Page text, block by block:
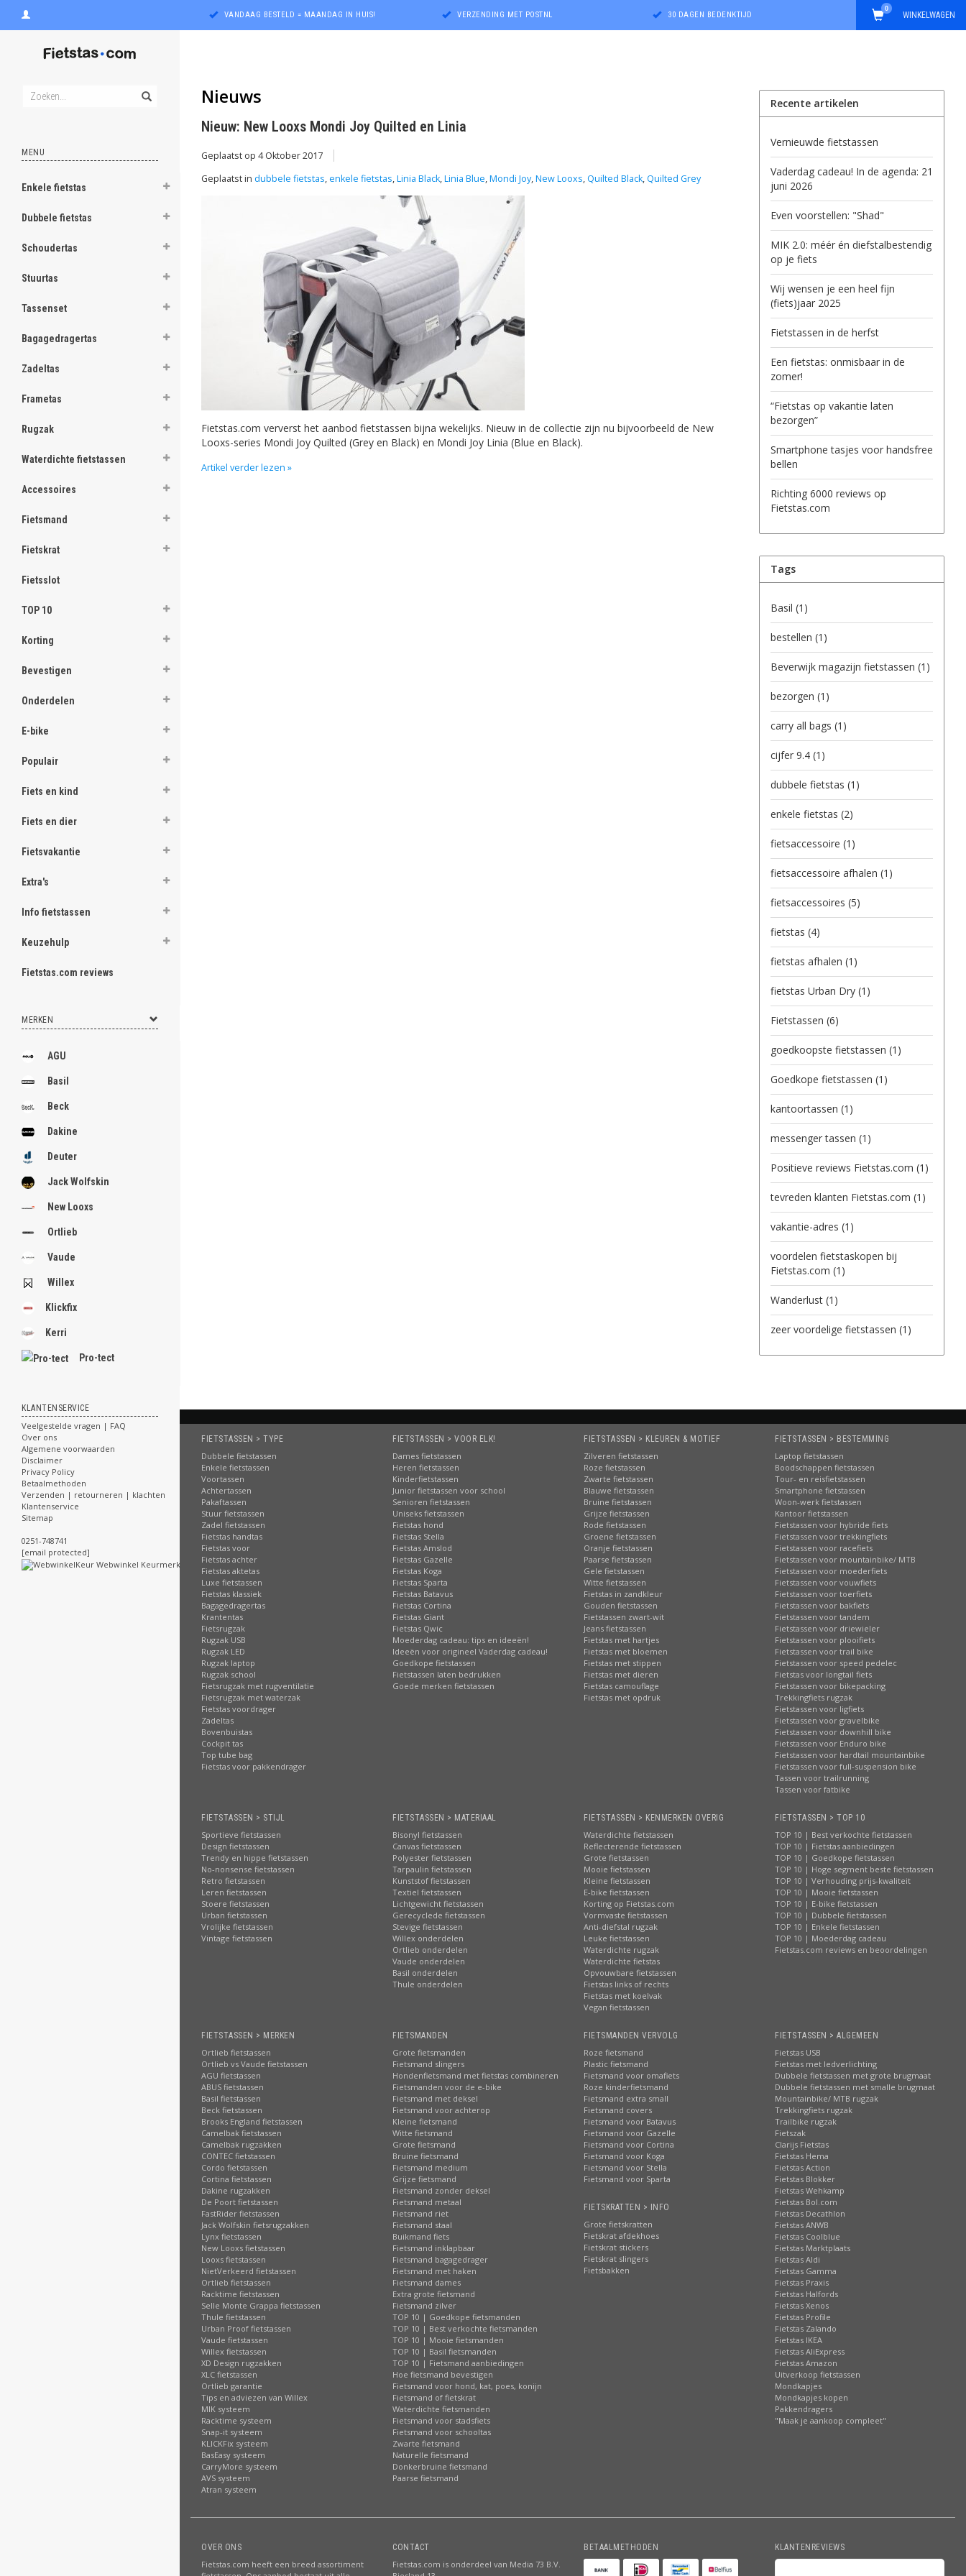
VANDAAG BESTELD = MAANDAG IN HUIS! VERZENDING MET POSTNL 30 DAGEN BEDENKTIJD WINKELWAGEN
0
MENU
Enkele fietstas
Dubbele fietstas
Schoudertas
Stuurtas
Tassenset
Bagagedragertas
Zadeltas
Frametas
Rugzak
Waterdichte fietstassen
Accessoires
Fietsmand
Fietskrat
Fietsslot
TOP 10
Korting
Bevestigen
Onderdelen
E-bike
Populair
Fiets en kind
Fiets en dier
Fietsvakantie
Extra's
Info fietstassen
Keuzehulp
Fietstas.com reviews
MERKEN
AGU
Basil
Beck
Dakine
Deuter
Jack Wolfskin
New Looxs
Ortlieb
Vaude
Willex
Klickfix
Kerri
Pro-tect
KLANTENSERVICE
Veelgestelde vragen | FAQ
Over ons
Algemene voorwaarden
Disclaimer
Privacy Policy
Betaalmethoden
Verzenden | retourneren | klachten
Klantenservice
Sitemap
0251-748741
[email protected]
Nieuws
Nieuw: New Looxs Mondi Joy Quilted en Linia
Geplaatst op 4 Oktober 2017
Geplaatst in dubbele fietstas,enkele fietstas,Linia Black,Linia Blue,Mondi Joy,New Looxs,Quilted Black,Quilted Grey
Fietstas.com ververst het aanbod fietstassen bijna wekelijks. Nieuw in de collectie zijn nu bijvoorbeeld de New
Looxs-series Mondi Joy Quilted (Grey en Black) en Mondi Joy Linia (Blue en Black).
Artikel verder lezen »
Recente artikelen
Vernieuwde fietstassen
Vaderdag cadeau! In de agenda: 21
juni 2026
Even voorstellen: "Shad"
MIK 2.0: méér én diefstalbestendig
op je fiets
Wij wensen je een heel fijn
(fiets)jaar 2025
Fietstassen in de herfst
Een fietstas: onmisbaar in de
zomer!
“Fietstas op vakantie laten
bezorgen”
Smartphone tasjes voor handsfree
bellen
Richting 6000 reviews op
Fietstas.com
Tags
Basil (1)
bestellen (1)
Beverwijk magazijn fietstassen (1)
bezorgen (1)
carry all bags (1)
cijfer 9.4 (1)
dubbele fietstas (1)
enkele fietstas (2)
fietsaccessoire (1)
fietsaccessoire afhalen (1)
fietsaccessoires (5)
fietstas (4)
fietstas afhalen (1)
fietstas Urban Dry (1)
Fietstassen (6)
goedkoopste fietstassen (1)
Goedkope fietstassen (1)
kantoortassen (1)
messenger tassen (1)
Positieve reviews Fietstas.com (1)
tevreden klanten Fietstas.com (1)
vakantie-adres (1)
voordelen fietstaskopen bij
Fietstas.com (1)
Wanderlust (1)
zeer voordelige fietstassen (1)
FIETSTASSEN > TYPE
Dubbele fietstassen
Enkele fietstassen
Voortassen
Achtertassen
Pakaftassen
Stuur fietstassen
Zadel fietstassen
Fietstas handtas
Fietstas voor
Fietstas achter
Fietstas aktetas
Luxe fietstassen
Fietstas klassiek
Bagagedragertas
Krantentas
Fietsrugzak
Rugzak USB
Rugzak LED
Rugzak laptop
Rugzak school
Fietsrugzak met rugventilatie
Fietsrugzak met waterzak
Fietstas voordrager
Zadeltas
Bovenbuistas
Cockpit tas
Top tube bag
Fietstas voor pakkendrager
FIETSTASSEN > VOOR ELK!
Dames fietstassen
Heren fietstassen
Kinderfietstassen
Junior fietstassen voor school
Senioren fietstassen
Uniseks fietstassen
Fietstas hond
Fietstas Stella
Fietstas Amslod
Fietstas Gazelle
Fietstas Koga
Fietstas Sparta
Fietstas Batavus
Fietstas Cortina
Fietstas Giant
Fietstas Qwic
Moederdag cadeau: tips en ideeën!
Ideeën voor origineel Vaderdag cadeau!
Goedkope fietstassen
Fietstassen laten bedrukken
Goede merken fietstassen
FIETSTASSEN > KLEUREN & MOTIEF
Zilveren fietstassen
Roze fietstassen
Zwarte fietstassen
Blauwe fietstassen
Bruine fietstassen
Grijze fietstassen
Rode fietstassen
Groene fietstassen
Oranje fietstassen
Paarse fietstassen
Gele fietstassen
Witte fietstassen
Fietstas in zandkleur
Gouden fietstassen
Fietstassen zwart-wit
Jeans fietstassen
Fietstas met hartjes
Fietstas met bloemen
Fietstas met stippen
Fietstas met dieren
Fietstas camouflage
Fietstas met opdruk
FIETSTASSEN > BESTEMMING
Laptop fietstassen
Boodschappen fietstassen
Tour- en reisfietstassen
Smartphone fietstassen
Woon-werk fietstassen
Kantoor fietstassen
Fietstassen voor hybride fiets
Fietstassen voor trekkingfiets
Fietstassen voor racefiets
Fietstassen voor mountainbike/ MTB
Fietstassen voor moederfiets
Fietstassen voor vouwfiets
Fietstassen voor toerfiets
Fietstassen voor bakfiets
Fietstassen voor tandem
Fietstassen voor driewieler
Fietstassen voor plooifiets
Fietstassen voor trail bike
Fietstassen voor speed pedelec
Fietstas voor longtail fiets
Fietstassen voor bikepacking
Trekkingfiets rugzak
Fietstassen voor ligfiets
Fietstassen voor gravelbike
Fietstassen voor downhill bike
Fietstassen voor Enduro bike
Fietstassen voor hardtail mountainbike
Fietstassen voor full-suspension bike
Tassen voor trailrunning
Tassen voor fatbike
FIETSTASSEN > STIJL
Sportieve fietstassen
Design fietstassen
Trendy en hippe fietstassen
No-nonsense fietstassen
Retro fietstassen
Leren fietstassen
Stoere fietstassen
Urban fietstassen
Vrolijke fietstassen
Vintage fietstassen
FIETSTASSEN > MATERIAAL
Bisonyl fietstassen
Canvas fietstassen
Polyester fietstassen
Tarpaulin fietstassen
Kunststof fietstassen
Textiel fietstassen
Lichtgewicht fietstassen
Gerecyclede fietstassen
Stevige fietstassen
Willex onderdelen
Ortlieb onderdelen
Vaude onderdelen
Basil onderdelen
Thule onderdelen
FIETSTASSEN > KENMERKEN OVERIG
Waterdichte fietstassen
Reflecterende fietstassen
Grote fietstassen
Mooie fietstassen
Kleine fietstassen
E-bike fietstassen
Korting op Fietstas.com
Vormvaste fietstassen
Anti-diefstal rugzak
Leuke fietstassen
Waterdichte rugzak
Waterdichte fietstas
Opvouwbare fietstassen
Fietstas links of rechts
Fietstas met koelvak
Vegan fietstassen
FIETSTASSEN > TOP 10
TOP 10 | Best verkochte fietstassen
TOP 10 | Fietstas aanbiedingen
TOP 10 | Goedkope fietstassen
TOP 10 | Hoge segment beste fietstassen
TOP 10 | Verhouding prijs-kwaliteit
TOP 10 | Mooie fietstassen
TOP 10 | E-bike fietstassen
TOP 10 | Dubbele fietstassen
TOP 10 | Enkele fietstassen
TOP 10 | Moederdag cadeau
Fietstas.com reviews en beoordelingen
FIETSTASSEN > MERKEN
Ortlieb fietstassen
Ortlieb vs Vaude fietstassen
AGU fietstassen
ABUS fietstassen
Basil fietstassen
Beck fietstassen
Brooks England fietstassen
Camelbak fietstassen
Camelbak rugzakken
CONTEC fietstassen
Cordo fietstassen
Cortina fietstassen
Dakine rugzakken
De Poort fietstassen
FastRider fietstassen
Jack Wolfskin fietsrugzakken
Lynx fietstassen
New Looxs fietstassen
Looxs fietstassen
NietVerkeerd fietstassen
Ortlieb fietstassen
Racktime fietstassen
Selle Monte Grappa fietstassen
Thule fietstassen
Urban Proof fietstassen
Vaude fietstassen
Willex fietstassen
XD Design rugzakken
XLC fietstassen
Ortlieb garantie
Tips en adviezen van Willex
MIK systeem
Racktime systeem
Snap-it systeem
KLICKFix systeem
BasEasy systeem
CarryMore systeem
AVS systeem
Atran systeem
FIETSMANDEN
Grote fietsmanden
Fietsmand slingers
Hondenfietsmand met fietstas combineren
Fietsmanden voor de e-bike
Fietsmand met deksel
Fietsmand voor achterop
Kleine fietsmand
Witte fietsmand
Grote fietsmand
Bruine fietsmand
Fietsmand medium
Grijze fietsmand
Fietsmand zonder deksel
Fietsmand metaal
Fietsmand riet
Fietsmand staal
Buikmand fiets
Fietsmand inklapbaar
Fietsmand bagagedrager
Fietsmand met haken
Fietsmand dames
Extra grote fietsmand
Fietsmand zilver
TOP 10 | Goedkope fietsmanden
TOP 10 | Best verkochte fietsmanden
TOP 10 | Mooie fietsmanden
TOP 10 | Basil fietsmanden
TOP 10 | Fietsmand aanbiedingen
Hoe fietsmand bevestigen
Fietsmand voor hond, kat, poes, konijn
Fietsmand of fietskrat
Waterdichte fietsmanden
Fietsmand voor stadsfiets
Fietsmand voor schooltas
Zwarte fietsmand
Naturelle fietsmand
Donkerbruine fietsmand
Paarse fietsmand
FIETSMANDEN VERVOLG
Roze fietsmand
Plastic fietsmand
Fietsmand voor omafiets
Roze kinderfietsmand
Fietsmand extra small
Fietsmand covers
Fietsmand voor Batavus
Fietsmand voor Gazelle
Fietsmand voor Cortina
Fietsmand voor Koga
Fietsmand voor Stella
Fietsmand voor Sparta
FIETSKRATTEN > INFO
Grote fietskratten
Fietskrat afdekhoes
Fietskrat stickers
Fietskrat slingers
Fietsbakken
FIETSTASSEN > ALGEMEEN
Fietstas USB
Fietstas met ledverlichting
Dubbele fietstassen met grote brugmaat
Dubbele fietstassen met smalle brugmaat
Mountainbike/ MTB rugzak
Trekkingfiets rugzak
Trailbike rugzak
Fietszak
Clarijs Fietstas
Fietstas Hema
Fietstas Action
Fietstas Blokker
Fietstas Wehkamp
Fietstas Bol.com
Fietstas Decathlon
Fietstas ANWB
Fietstas Coolblue
Fietstas Marktplaats
Fietstas Aldi
Fietstas Gamma
Fietstas Praxis
Fietstas Halfords
Fietstas Xenos
Fietstas Profile
Fietstas Zalando
Fietstas IKEA
Fietstas AliExpress
Fietstas Amazon
Uitverkoop fietstassen
Mondkapjes
Mondkapjes kopen
Pakkendragers
"Maak je aankoop compleet"
OVER ONS
Fietstas.com heeft een breed assortiment
CONTACT
Fietstas.com is onderdeel van Media 73 B.V.
BETAALMETHODEN KLANTENREVIEWS